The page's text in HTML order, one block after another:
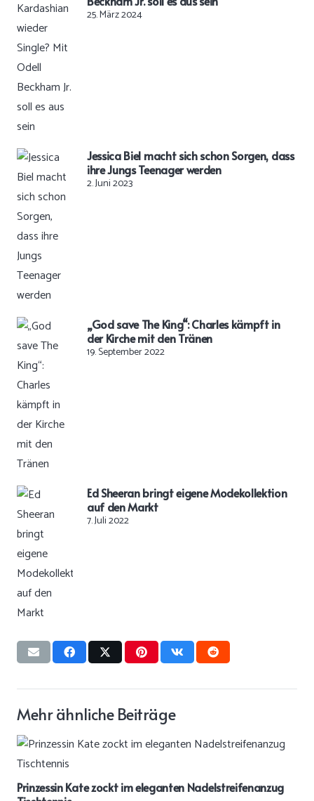
25. März 2024
Jessica Biel macht sich schon Sorgen, dass
ihre Jungs Teenager werden
2. Juni 2023
„God save The King“: Charles kämpft in
der Kirche mit den Tränen
19. September 2022
Ed Sheeran bringt eigene Modekollektion
auf den Markt
7. Juli 2022
Mehr ähnliche Beiträge
Prinzessin Kate zockt im eleganten Nadelstreifenanzug